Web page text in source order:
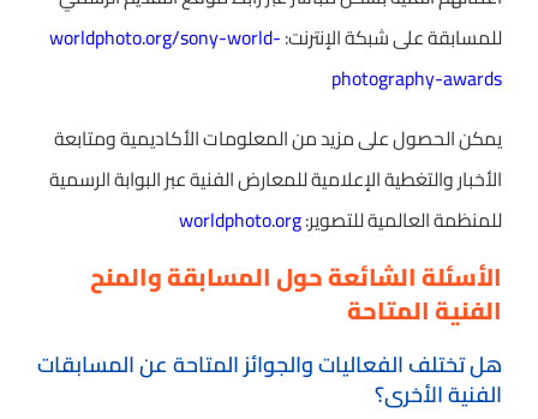
للمسابقة على شبكة الإنترنت:worldphoto.org/sony-world-
photography-awards
يمكن الحصول على مزيد من المعلومات الأكاديمية ومتابعة
الأخبار والتغطية الإعلامية للمعارض الفنية عبر البوابة الرسمية
للمنظمة العالمية للتصوير:worldphoto.org
الأسئلة الشائعة حول المسابقة والمنح
الفنية المتاحة
هل تختلف الفعاليات والجوائز المتاحة عن المسابقات
الفنية الأخرى؟